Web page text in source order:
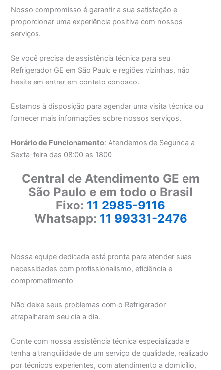
Nosso compromisso é garantir a sua satisfação e
proporcionar uma experiência positiva com nossos
serviços.
Se você precisa de assistência técnica para seu
Refrigerador GE em São Paulo e regiões vizinhas, não
hesite em entrar em contato conosco.
Estamos à disposição para agendar uma visita técnica ou
fornecer mais informações sobre nossos serviços.
Horário de Funcionamento: Atendemos de Segunda a
Sexta-feira das 08:00 as 1800
Central de Atendimento GE em
São Paulo e em todo o Brasil
Fixo: 11 2985-9116
Whatsapp: 11 99331-2476
Nossa equipe dedicada está pronta para atender suas
necessidades com profissionalismo, eficiência e
comprometimento.
Não deixe seus problemas com o Refrigerador
atrapalharem seu dia a dia.
Conte com nossa assistência técnica especializada e
tenha a tranquilidade de um serviço de qualidade, realizado
por técnicos experientes, com atendimento a domicílio,